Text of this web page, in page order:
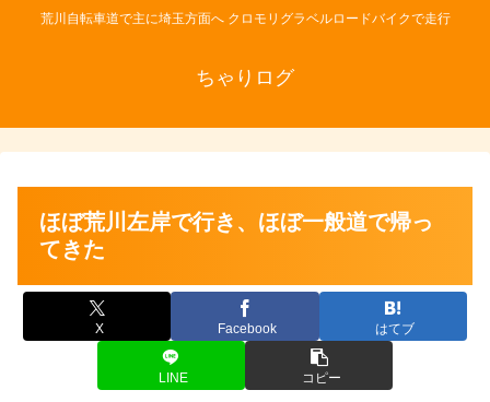
荒川自転車道で主に埼玉方面へ クロモリグラベルロードバイクで走行
ちゃりログ
ほぼ荒川左岸で行き、ほぼ一般道で帰っ
てきた
X Facebook はてブ
LINE コピー